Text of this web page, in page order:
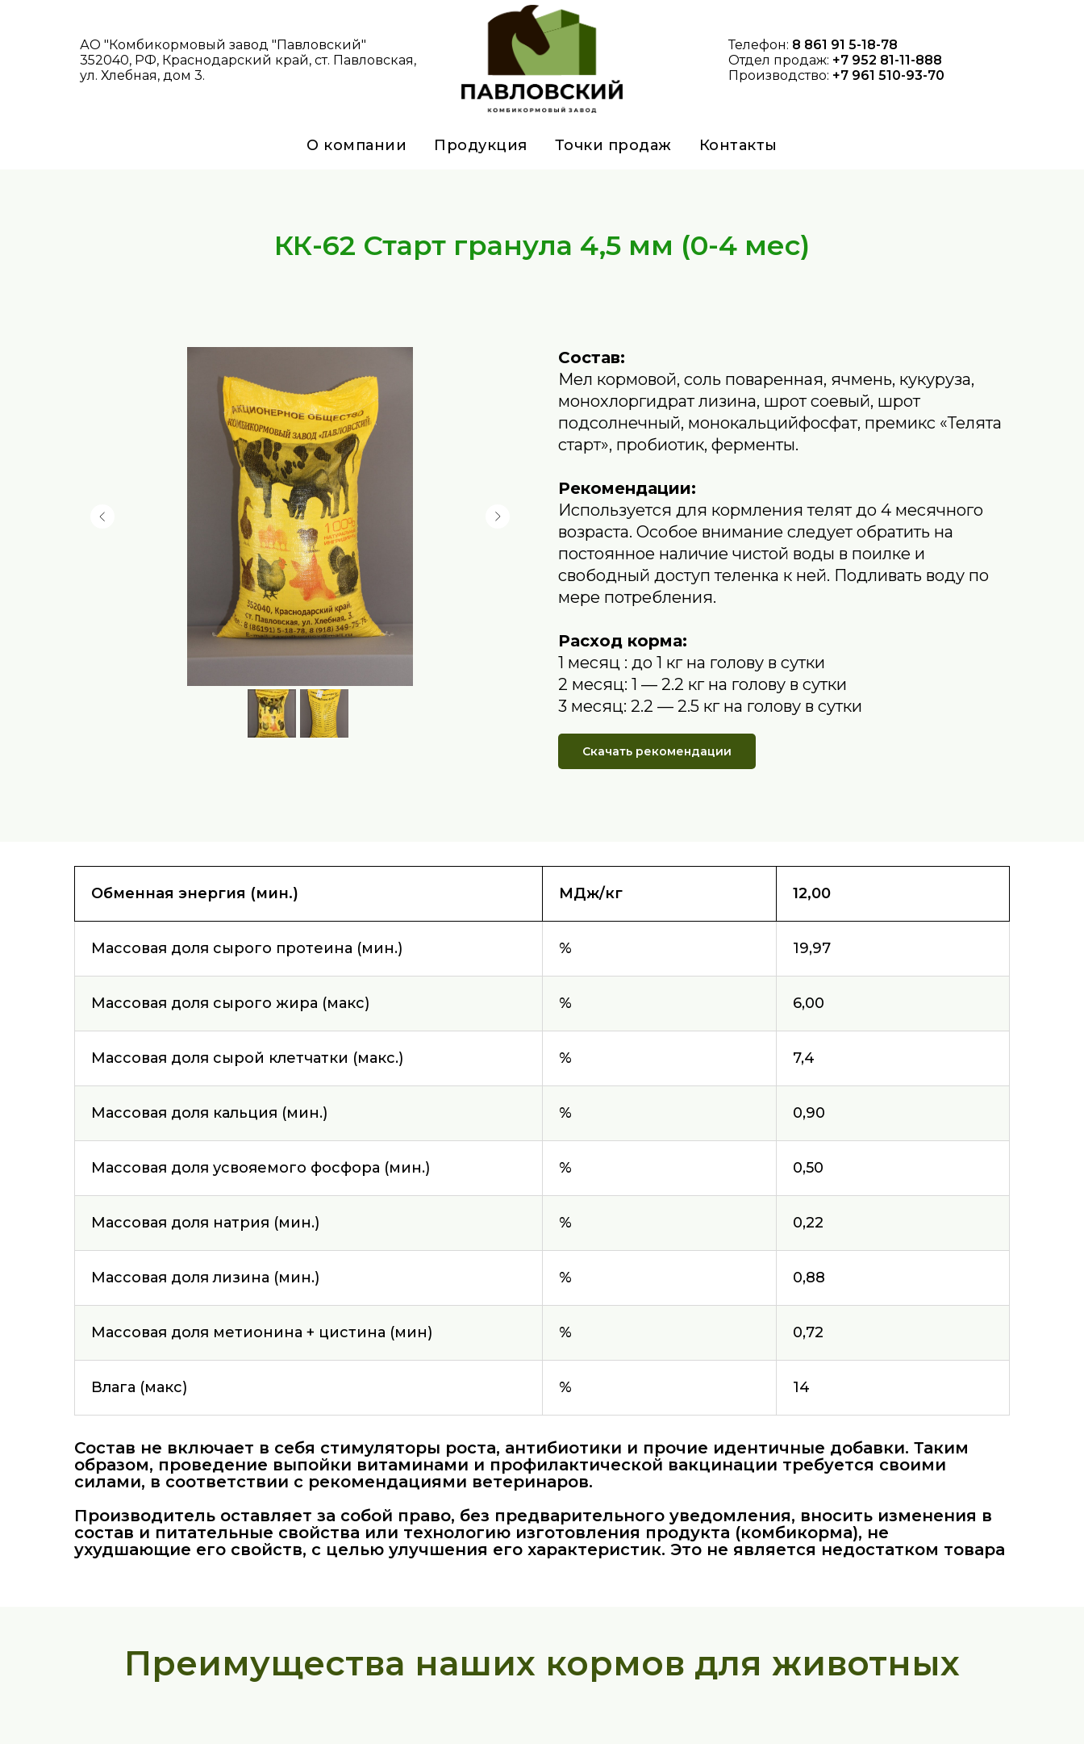
АО "Комбикормовый завод "Павловский"
352040, РФ, Краснодарский край, ст. Павловская,
ул. Хлебная, дом 3.
Телефон: 8 861 91 5-18-78
Отдел продаж: +7 952 81-11-888
Производство: +7 961 510-93-70
О компании Продукция Точки продаж Контакты
КК-62 Старт гранула 4,5 мм (0-4 мес)
Состав:
Мел кормовой, соль поваренная, ячмень, кукуруза,
монохлоргидрат лизина, шрот соевый, шрот
подсолнечный, монокальцийфосфат, премикс «Телята
старт», пробиотик, ферменты.
Рекомендации:
Используется для кормления телят до 4 месячного
возраста. Особое внимание следует обратить на
постоянное наличие чистой воды в поилке и
свободный доступ теленка к ней. Подливать воду по
мере потребления.
Расход корма:
1 месяц : до 1 кг на голову в сутки
2 месяц: 1 — 2.2 кг на голову в сутки
3 месяц: 2.2 — 2.5 кг на голову в сутки
Скачать рекомендации
Обменная энергия (мин.) МДж/кг 12,00
Массовая доля сырого протеина (мин.) % 19,97
Массовая доля сырого жира (макс) % 6,00
Массовая доля сырой клетчатки (макс.) % 7,4
Массовая доля кальция (мин.) % 0,90
Массовая доля усвояемого фосфора (мин.) % 0,50
Массовая доля натрия (мин.) % 0,22
Массовая доля лизина (мин.) % 0,88
Массовая доля метионина + цистина (мин) % 0,72
Влага (макс) % 14
Состав не включает в себя стимуляторы роста, антибиотики и прочие идентичные добавки. Таким
образом, проведение выпойки витаминами и профилактической вакцинации требуется своими
силами, в соответствии с рекомендациями ветеринаров.
Производитель оставляет за собой право, без предварительного уведомления, вносить изменения в
состав и питательные свойства или технологию изготовления продукта (комбикорма), не
ухудшающие его свойств, с целью улучшения его характеристик. Это не является недостатком товара
Преимущества наших кормов для животных